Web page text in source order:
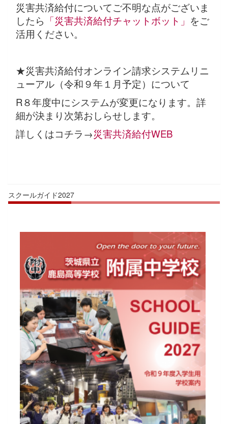
災害共済給付についてご不明な点がございま
したら 「災害共済給付チャットボット」 をご
活用ください。
★災害共済給付オンライン請求システムリニ
ューアル（令和９年１月予定）について
R８年度中にシステムが変更になります。詳
細が決まり次第おしらせします。
詳しくはコチラ→災害共済給付WEB
スクールガイド2027